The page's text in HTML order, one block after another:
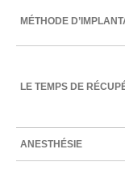
MÉTHODE
LE TEMPS DE
ANESTHÉSIE